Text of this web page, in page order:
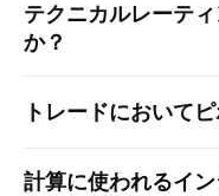
テクニカルレーテ
か？
トレードにおいて
計算に使われるイ